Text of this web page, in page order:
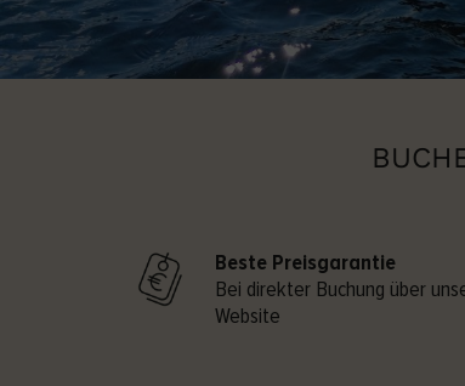
Beste Preisgarantie
Bei direkter Buchung über
Website